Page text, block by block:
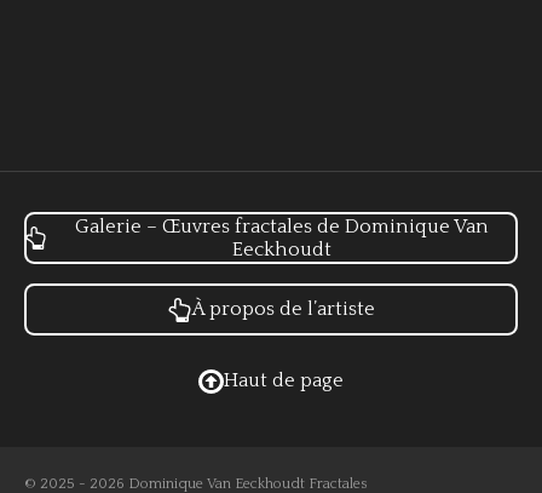
Galerie – Œuvres fractales de Dominique Van
Eeckhoudt
À propos de l’artiste
Haut de page
© 2025 - 2026 Dominique Van Eeckhoudt Fractales